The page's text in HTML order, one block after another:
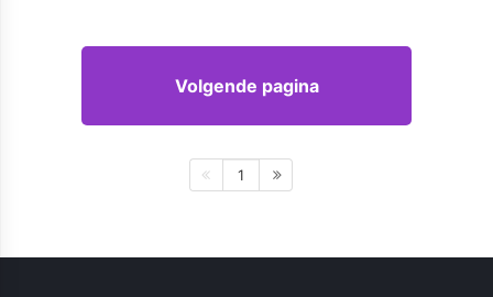
Volgende pagina
1